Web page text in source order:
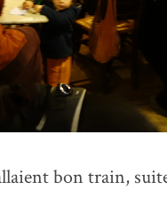
bon train,